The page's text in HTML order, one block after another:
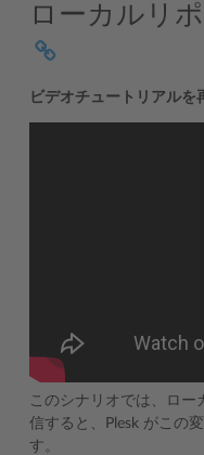
ローカルリ
ビデオチュートリアルを
このシナリオでは、ロー
信すると、Plesk がこの
す。